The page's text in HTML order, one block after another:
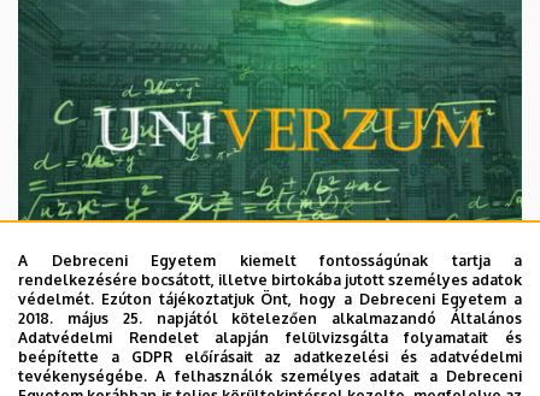
2026. augusztus 7.
Univerzum: A Debreceni Egyetem
A Debreceni Egyetem kiemelt fontosságúnak tartja a
rendelkezésére bocsátott, illetve birtokába jutott személyes adatok
védelmét. Ezúton tájékoztatjuk Önt, hogy a Debreceni Egyetem a
2018. május 25. napjától kötelezően alkalmazandó Általános
Adatvédelmi Rendelet alapján felülvizsgálta folyamatait és
beépítette a GDPR előírásait az adatkezelési és adatvédelmi
tevékenységébe. A felhasználók személyes adatait a Debreceni